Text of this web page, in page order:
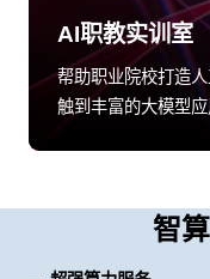
AI职教实训室
帮助职业院校打造
触到丰富的大模型
智